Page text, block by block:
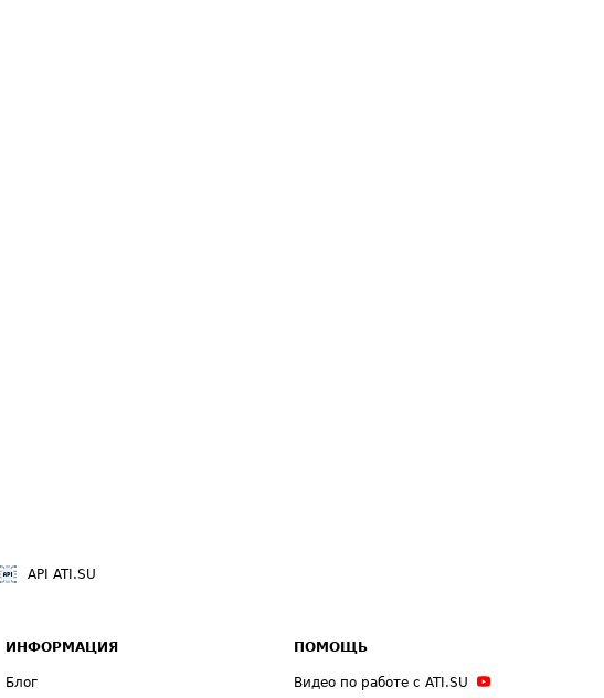
API ATI.SU
ИНФОРМАЦИЯ
Блог
ПОМОЩЬ
Видео по работе с ATI.SU